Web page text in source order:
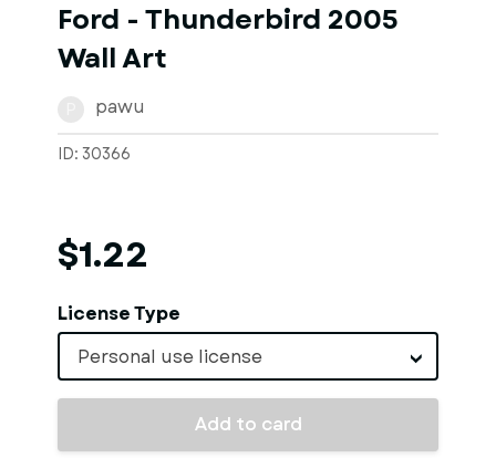
Ford - Thunderbird 2005
Wall Art
pawu
ID: 30366
$1.22
License Type
Personal use license
Add to card